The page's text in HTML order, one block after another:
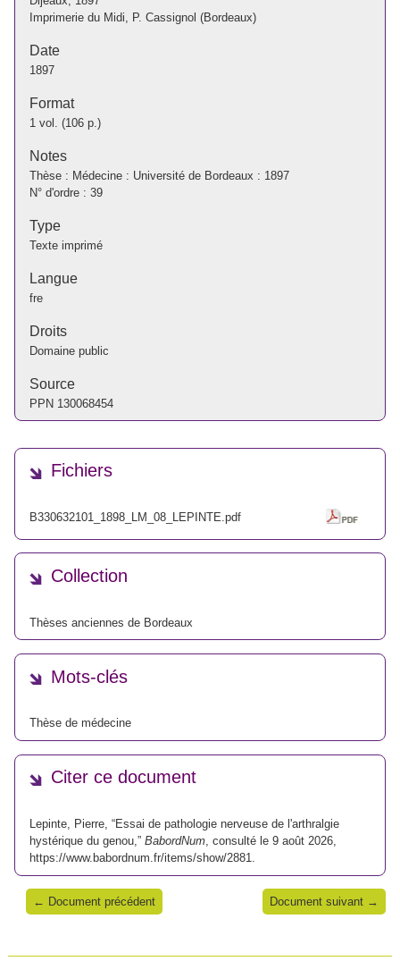
Imprimerie du Midi, P. Cassignol (Bordeaux)
Date
1897
Format
1 vol. (106 p.)
Notes
Thèse : Médecine : Université de Bordeaux : 1897
N° d'ordre : 39
Type
Texte imprimé
Langue
fre
Droits
Domaine public
Source
PPN 130068454
Fichiers
B330632101_1898_LM_08_LEPINTE.pdf
Collection
Thèses anciennes de Bordeaux
Mots-clés
Thèse de médecine
Citer ce document
Lepinte, Pierre, “Essai de pathologie nerveuse de l'arthralgie
hystérique du genou,” BabordNum , consulté le 9 août 2026,
https://www.babordnum.fr/items/show/2881
← Document précédent Document suivant →